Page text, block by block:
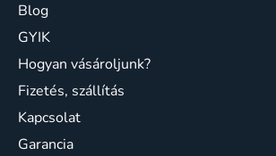
Blog
GYIK
Hogyan vásároljunk?
Fizetés, szállítás
Kapcsolat
Garancia